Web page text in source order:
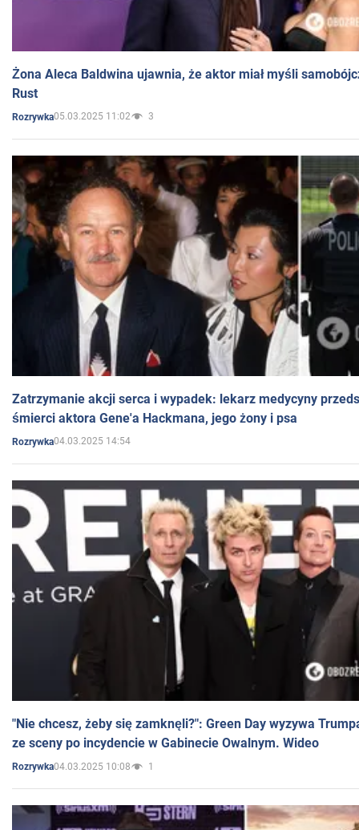
Żona Aleca Baldwina ujawnia, że aktor miał myśli
Rust
Rozrywka05.03.2025 11:02 3
Zatrzymanie akcji serca i wypadek: lekarz medycyny
śmierci aktora Gene'a Hackmana, jego żony i psa
Rozrywka04.03.2025 14:54
"Nie chcesz, żeby się zamknęli?": Green Day wyzywa
ze sceny po incydencie w Gabinecie Owalnym. Wideo
Rozrywka04.03.2025 10:08 1